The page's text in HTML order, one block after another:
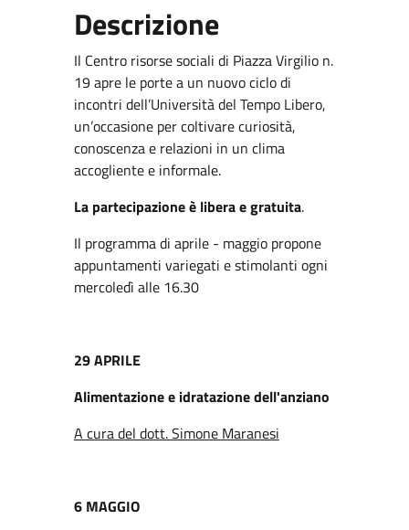
Descrizione
Il Centro risorse sociali di Piazza Virgilio n.
19 apre le porte a un nuovo ciclo di
incontri dell’Università del Tempo Libero,
un’occasione per coltivare curiosità,
conoscenza e relazioni in un clima
accogliente e informale.
La partecipazione è libera e gratuita.
Il programma di aprile - maggio propone
appuntamenti variegati e stimolanti ogni
mercoledì alle 16.30
29 APRILE
Alimentazione e idratazione dell'anziano
A cura del dott. Simone Maranesi
6 MAGGIO